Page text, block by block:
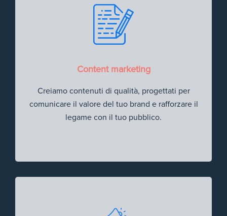
Content marketing
Creiamo contenuti di qualità, progettati per
comunicare il valore del tuo brand e rafforzare il
legame con il tuo pubblico.